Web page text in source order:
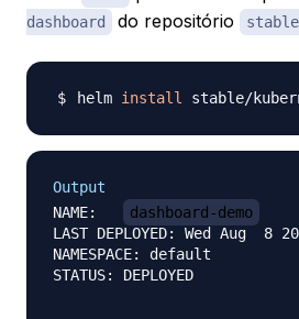
dashboard
do repositório stable
helm install stable/
Output
NAME:
dashboard-demo
LAST DEPLOYED: Wed Aug  8
NAMESPACE: default
STATUS: DEPLOYED